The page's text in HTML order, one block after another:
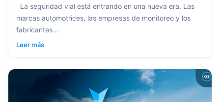
La seguridad vial está entrando en una nueva era. Las
marcas automotrices, las empresas de monitoreo y los
fabricantes...
Leer más